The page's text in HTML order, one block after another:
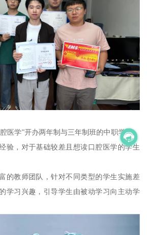
医学”开办两年制与三年制班的中职学校，
验，对于基础较差且想读口腔医学的学生
的教师团队，针对不同类型的学生实施差
学习兴趣，引导学生由被动学习向主动学